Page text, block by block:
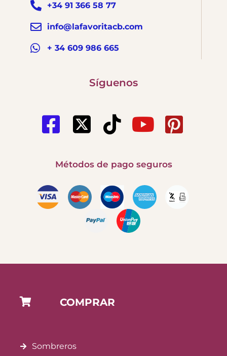
+34 91 366 58 77
info@lafavoritacb.com
+ 34 609 986 665
Síguenos
Métodos de pago seguros
COMPRAR
Sombreros